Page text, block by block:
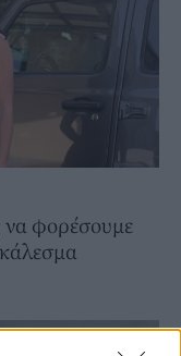
να φορέσουμε